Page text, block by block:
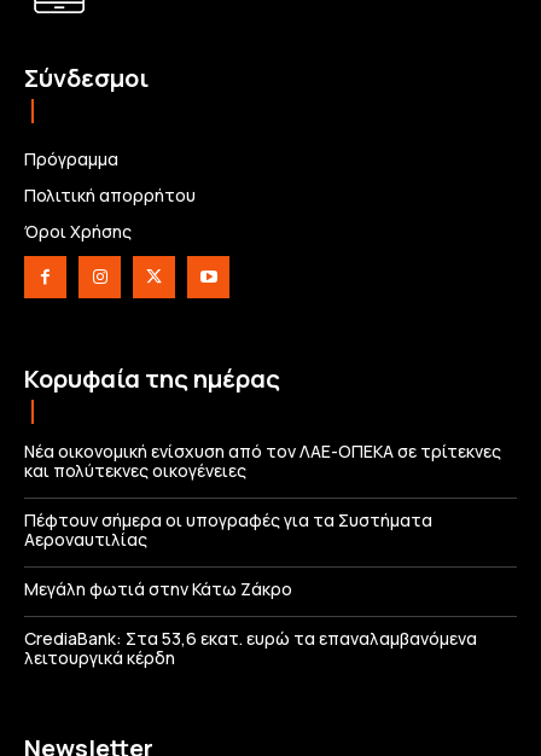
Σύνδεσμοι
Πρόγραμμα
Πολιτική απορρήτου
Όροι Χρήσης
Κορυφαία της ημέρας
Νέα οικονομική ενίσχυση από τον ΛΑΕ-ΟΠΕΚΑ σε τρίτεκνες
και πολύτεκνες οικογένειες
Πέφτουν σήμερα οι υπογραφές για τα Συστήματα
Αεροναυτιλίας
Μεγάλη φωτιά στην Κάτω Ζάκρο
CrediaBank: Στα 53,6 εκατ. ευρώ τα επαναλαμβανόμενα
λειτουργικά κέρδη
Newsletter